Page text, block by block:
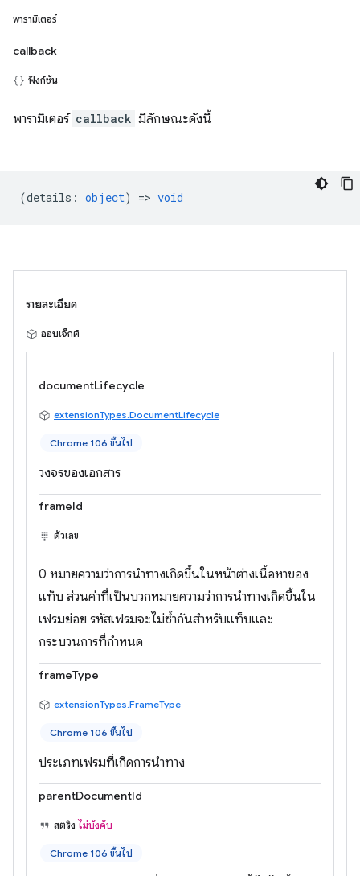
พารามิเตอร์
callback
ฟังก์ชัน
พารามิเตอร์ callback มีลักษณะดังนี้
(details : object) => void
รายละเอียด
ออบเจ็กต์
documentLifecycle
extensionTypes.DocumentLifecycle
Chrome 106 ขึ้นไป
วงจรของเอกสาร
frameId
ตัวเลข
0 หมายความว่าการนำทางเกิดขึ้นในหน้าต่างเนื้อหาของ
แท็บ ส่วนค่าที่เป็นบวกหมายความว่าการนำทางเกิดขึ้นใน
เฟรมย่อย รหัสเฟรมจะไม่ซ้ำกันสำหรับแท็บและ
กระบวนการที่กำหนด
frameType
extensionTypes.FrameType
Chrome 106 ขึ้นไป
ประเภทเฟรมที่เกิดการนำทาง
parentDocumentId
สตริง ไม่บังคับ
Chrome 106 ขึ้นไป